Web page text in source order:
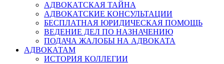
АДВОКАТСКАЯ ТАЙНА
АДВОКАТСКИЕ КОНСУЛЬТАЦИИ
БЕСПЛАТНАЯ ЮРИДИЧЕСКАЯ ПОМОЩЬ
ВЕДЕНИЕ ДЕЛ ПО НАЗНАЧЕНИЮ
ПОДАЧА ЖАЛОБЫ НА АДВОКАТА
АДВОКАТАМ
ИСТОРИЯ КОЛЛЕГИИ